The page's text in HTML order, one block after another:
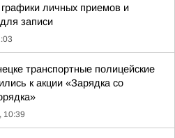
личных приемов и
записи
транспортные полицейские
к акции «Зарядка со
10:39